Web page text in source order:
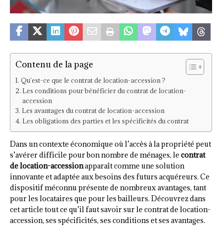
Contenu de la page
Qu’est-ce que le contrat de location-accession ?
Les conditions pour bénéficier du contrat de location-
accession
Les avantages du contrat de location-accession
Les obligations des parties et les spécificités du contrat
Dans un contexte économique où l’accès à la propriété peut
s’avérer difficile pour bon nombre de ménages, le contrat
de location-accessionapparaît comme une solution
innovante et adaptée aux besoins des futurs acquéreurs. Ce
dispositif méconnu présente de nombreux avantages, tant
pour les locataires que pour les bailleurs. Découvrez dans
cet article tout ce qu’il faut savoir sur le contrat de location-
accession, ses spécificités, ses conditions et ses avantages.